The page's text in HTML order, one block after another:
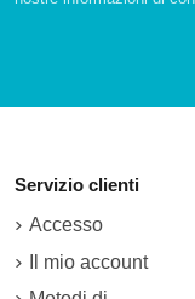
Servizio clienti
Accesso
Il mio account